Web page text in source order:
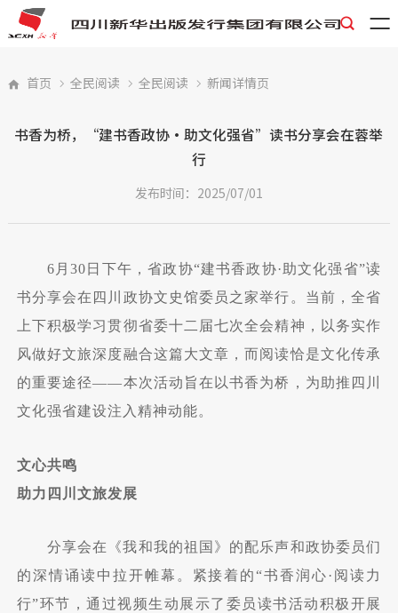

 首页  全民阅读  全民阅读  新闻详情页
书香为桥，“建书香政协·助文化强省”读书分享会在蓉举
行
发布时间：2025/07/01
6月30日下午，省政协“建书香政协·助文化强省”读
书分享会在四川政协文史馆委员之家举行。当前，全省
上下积极学习贯彻省委十二届七次全会精神，以务实作
风做好文旅深度融合这篇大文章，而阅读恰是文化传承
的重要途径——本次活动旨在以书香为桥，为助推四川
文化强省建设注入精神动能。
文心共鸣
助力四川文旅发展
分享会在《我和我的祖国》的配乐声和政协委员们
的深情诵读中拉开帷幕。紧接着的“书香润心·阅读力
行”环节，通过视频生动展示了委员读书活动积极开展